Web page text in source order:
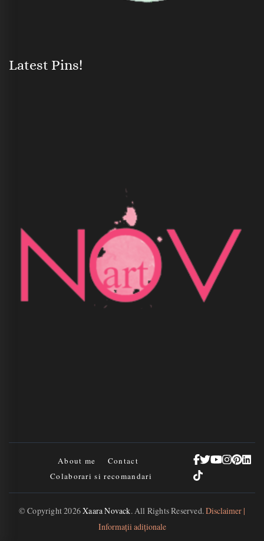
Latest Pins!
About me
Contact
Colaborari si recomandari
© Copyright 2026Xaara Novack. All Rights Reserved.Disclaimer |
Informații adiționale